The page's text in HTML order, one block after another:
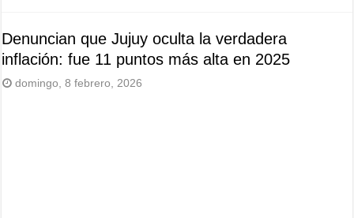
Denuncian que Jujuy oculta la verdadera
inflación: fue 11 puntos más alta en 2025
domingo, 8 febrero, 2026